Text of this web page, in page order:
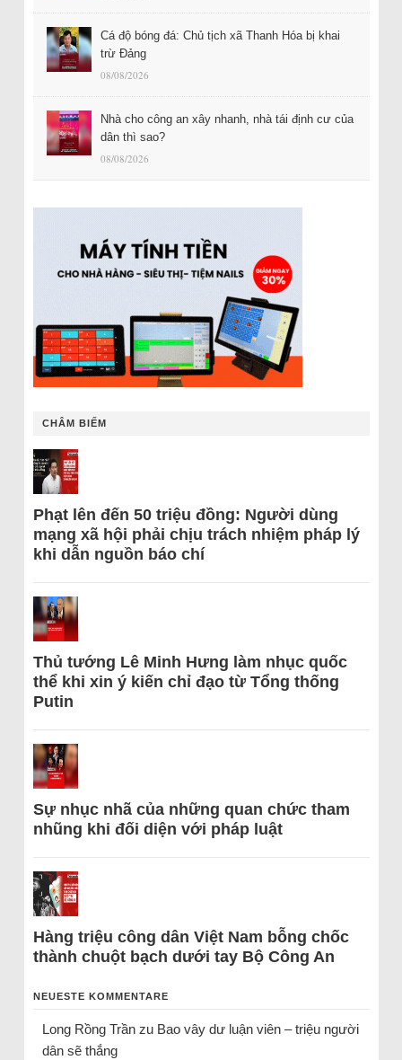
Cá độ bóng đá: Chủ tịch xã Thanh Hóa bị khai
trừ Đảng
08/08/2026
Nhà cho công an xây nhanh, nhà tái định cư của
dân thì sao?
08/08/2026
CHÂM BIẾM
Phạt lên đến 50 triệu đồng: Người dùng
mạng xã hội phải chịu trách nhiệm pháp lý
khi dẫn nguồn báo chí
Thủ tướng Lê Minh Hưng làm nhục quốc
thể khi xin ý kiến chỉ đạo từ Tổng thống
Putin
Sự nhục nhã của những quan chức tham
nhũng khi đối diện với pháp luật
Hàng triệu công dân Việt Nam bỗng chốc
thành chuột bạch dưới tay Bộ Công An
NEUESTE KOMMENTARE
Long Rồng Trầnzu Bao vây dư luận viên – triệu người
dân sẽ thắng